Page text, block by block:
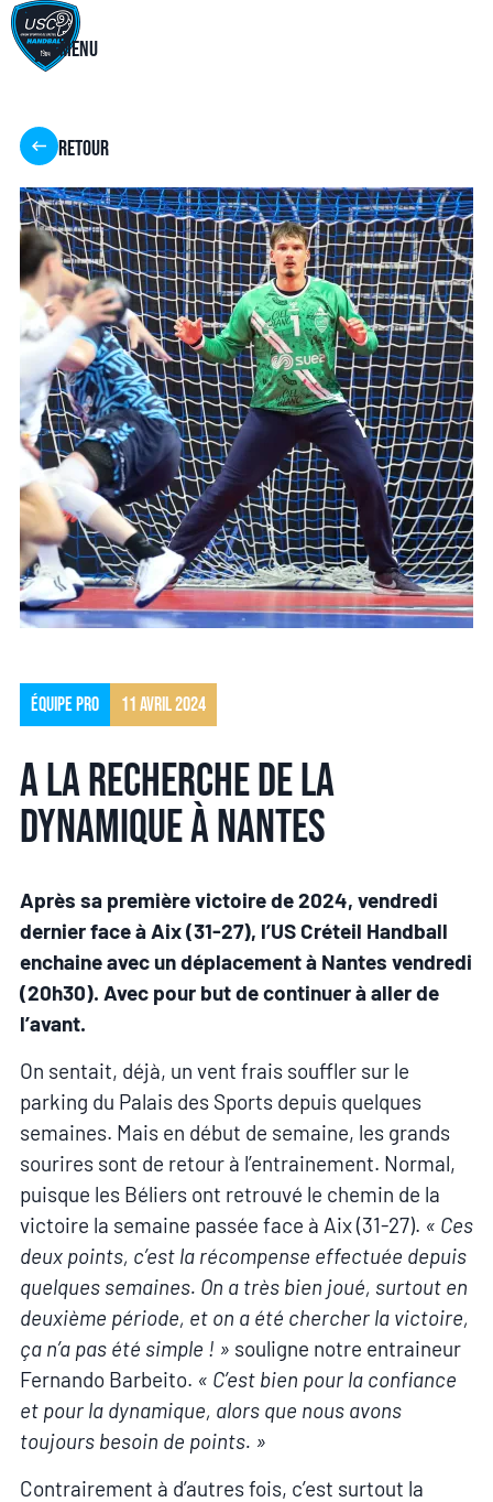
Menu
Retour
Équipe pro 11 avril 2024
A la recherche de la
dynamique à Nantes
Après sa première victoire de 2024, vendredi
dernier face à Aix (31-27), l’US Créteil Handball
enchaine avec un déplacement à Nantes vendredi
(20h30). Avec pour but de continuer à aller de
l’avant.
On sentait, déjà, un vent frais souffler sur le
parking du Palais des Sports depuis quelques
semaines. Mais en début de semaine, les grands
sourires sont de retour à l’entrainement. Normal,
puisque les Béliers ont retrouvé le chemin de la
victoire la semaine passée face à Aix (31-27). « Ces
deux points, c’est la récompense effectuée depuis
quelques semaines. On a très bien joué, surtout en
deuxième période, et on a été chercher la victoire,
ça n’a pas été simple ! » souligne notre entraineur
Fernando Barbeito. « C’est bien pour la confiance
et pour la dynamique, alors que nous avons
toujours besoin de points. »
Contrairement à d’autres fois, c’est surtout la